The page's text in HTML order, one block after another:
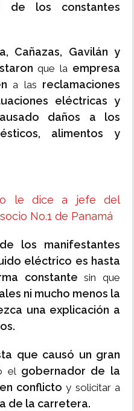
de los constantes
Cañazas, Gavilán y
que la empresa
a las reclamaciones
eléctricas y
daños a los
alimentos y
le dice a jefe del
No.1 de Panamá
los manifestantes
eléctrico es hasta
constante sin que
ni mucho menos la
una explicación a
que causó un gran
el gobernador de la
conflicto y solicitar a
de la carretera.